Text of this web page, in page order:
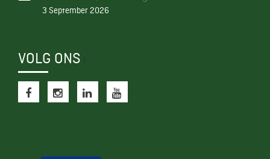
3 September 2026
VOLG ONS f